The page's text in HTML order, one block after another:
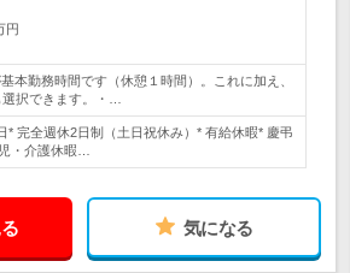
円
本勤務時間です（休憩１時間）。これに加え、
択できます。・…
* 完全週休2日制（土日祝休み）* 有給休暇* 慶弔
・介護休暇…
気になる